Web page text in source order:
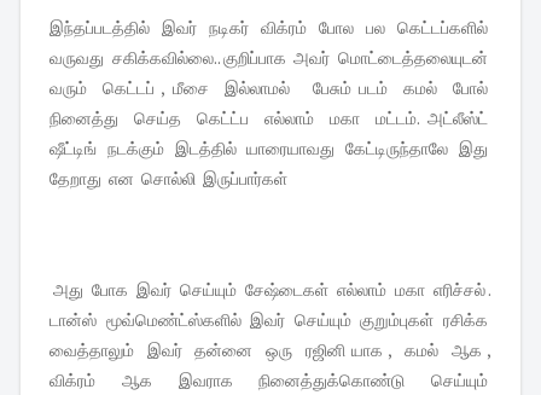
இந்தப்படத்தில் இவர் நடிகர் விக்ரம் போல பல கெட்டப்களில்
வருவது சகிக்கவில்லை.. குறிப்பாக அவர் மொட்டைத்தலையுடன்
வரும் கெட்டப் , மீசை இல்லாமல் பேசும் படம் கமல் போல்
நினைத்து செய்த கெட்ட்ப எல்லாம் மகா மட்டம். அட்லீஸ்ட்
ஷீட்டிங் நடக்கும் இடத்தில் யாரையாவது கேட்டிருந்தாலே இது
தேறாது என சொல்லி இருப்பார்கள்
அது போக இவர் செய்யும் சேஷ்டைகள் எல்லாம் மகா எரிச்சல் .
டான்ஸ் மூவ்மெண்ட்ஸ்களில் இவர் செய்யும் குறும்புகள் ரசிக்க
வைத்தாலும் இவர் தன்னை ஒரு ரஜினி யாக , கமல் ஆக ,
விக்ரம் ஆக இவராக நினைத்துக்கொண்டு செய்யும்